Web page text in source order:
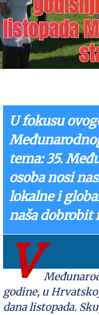
listopada
U fokusu
tema: 35.
osoba nosi
lokalne i
naša dobrobit
V
godine, u
dana listopada.